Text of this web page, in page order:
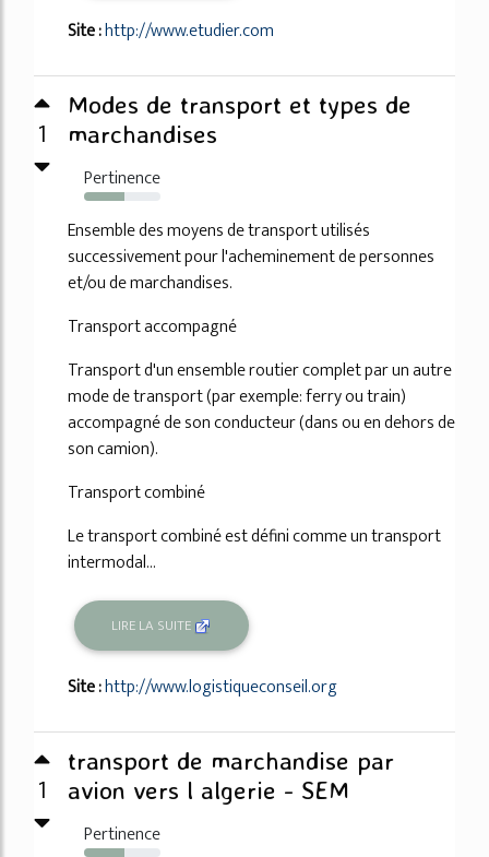
Site :http://www.etudier.com
1
Modes de transport et types de
marchandises
Pertinence
53%
Ensemble des moyens de transport utilisés
successivement pour l'acheminement de personnes
et/ou de marchandises.
Transport accompagné
Transport d'un ensemble routier complet par un autre
mode de transport (par exemple: ferry ou train)
accompagné de son conducteur (dans ou en dehors de
son camion).
Transport combiné
Le transport combiné est défini comme un transport
intermodal...
LIRE LA SUITE
Site :http://www.logistiqueconseil.org
1
transport de marchandise par
avion vers l algerie - SEM
Pertinence